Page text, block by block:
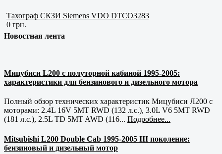
Тахограф СКЗИ Siemens VDO DTCO3283
0 грн.
Новостная лента
Мицубиси L200 с полуторной кабиной 1995-2005:
характеристики для бензинового и дизельного мотора
Полный обзор технических характеристик Мицубиси Л200 с
моторами: 2.4L 16V 5MT RWD (132 л.с.), 3.0L V6 5MT RWD
(181 л.с.), 2.5L TD 5MT AWD (116... Подробнее...
Mitsubishi L200 Double Cab 1995-2005 III поколение:
бензиновый и дизельный мотор